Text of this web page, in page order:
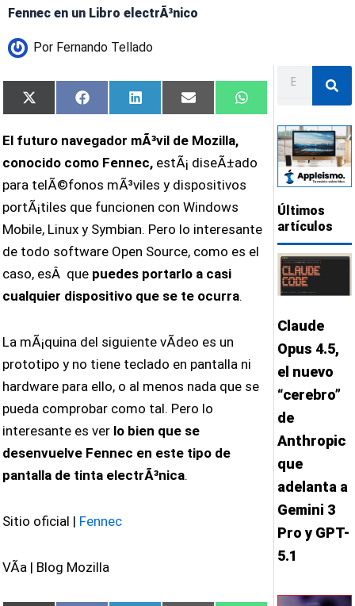
Fennec en un Libro electrÃ³nico
Por Fernando Tellado
Compartir
en
X
(Twitter)
Compartir
en
FacebookCompartir
en
LinkedIn Compartir
en
Email
Compartir
en
WhatsApp
El futuro navegador mÃ³vil de Mozilla,
conocido como Fennec, estÃ¡ diseÃ±ado
para telÃ©fonos mÃ³viles y dispositivos
portÃ¡tiles que funcionen con Windows
Mobile, Linux y Symbian. Pero lo interesante
de todo software Open Source, como es el
caso, esÂ que puedes portarlo a casi
cualquier dispositivo que se te ocurra.
La mÃ¡quina del siguiente vÃ­deo es un
prototipo y no tiene teclado en pantalla ni
hardware para ello, o al menos nada que se
pueda comprobar como tal. Pero lo
interesante es ver lo bien que se
desenvuelve Fennec en este tipo de
pantalla de tinta electrÃ³nica.
Sitio oficial | Fennec
VÃ­a | Blog Mozilla
Últimos
artículos
Claude
Opus 4.5,
el nuevo
“cerebro”
de
Anthropic
que
adelanta a
Gemini 3
Pro y GPT-
5.1